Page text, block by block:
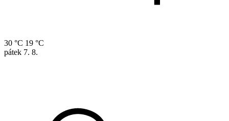
30 °C 19 °C
pátek 7. 8.